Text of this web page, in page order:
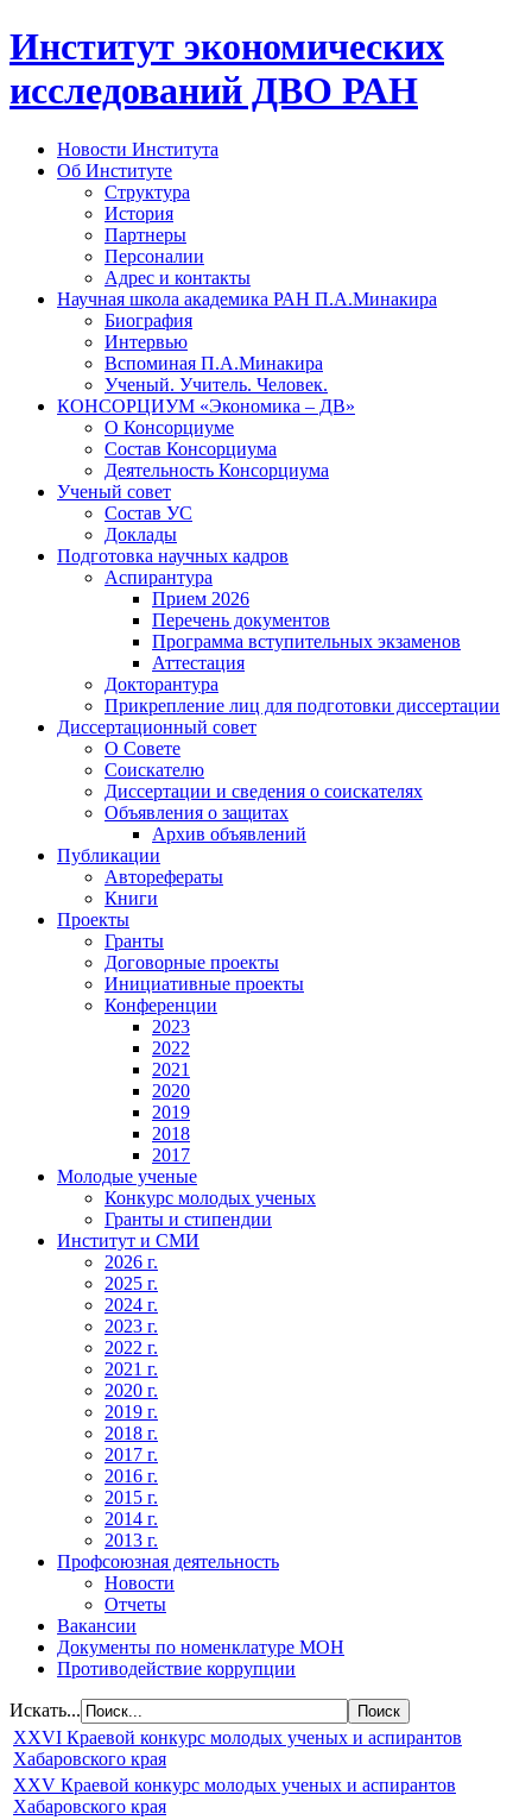
Институт экономических
исследований ДВО РАН
Новости Института
Об Институте
Структура
История
Партнеры
Персоналии
Адрес и контакты
Научная школа академика РАН П.А.Минакира
Биография
Интервью
Вспоминая П.А.Минакира
Ученый. Учитель. Человек.
КОНСОРЦИУМ «Экономика – ДВ»
О Консорциуме
Состав Консорциума
Деятельность Консорциума
Ученый совет
Состав УС
Доклады
Подготовка научных кадров
Аспирантура
Прием 2026
Перечень документов
Программа вступительных экзаменов
Аттестация
Докторантура
Прикрепление лиц для подготовки диссертации
Диссертационный совет
О Совете
Соискателю
Диссертации и сведения о соискателях
Объявления о защитах
Архив объявлений
Публикации
Авторефераты
Книги
Проекты
Гранты
Договорные проекты
Инициативные проекты
Конференции
2023
2022
2021
2020
2019
2018
2017
Молодые ученые
Конкурс молодых ученых
Гранты и стипендии
Институт и СМИ
2026 г.
2025 г.
2024 г.
2023 г.
2022 г.
2021 г.
2020 г.
2019 г.
2018 г.
2017 г.
2016 г.
2015 г.
2014 г.
2013 г.
Профсоюзная деятельность
Новости
Отчеты
Вакансии
Документы по номенклатуре МОН
Противодействие коррупции
Искать...
XXVI Краевой конкурс молодых ученых и аспирантов
Хабаровского края
XXV Краевой конкурс молодых ученых и аспирантов
Хабаровского края